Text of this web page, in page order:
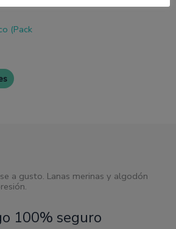
en
página
en
(Pack
múltiples
se
pueden
a gusto. Lanas merinas y algodón
100% seguro